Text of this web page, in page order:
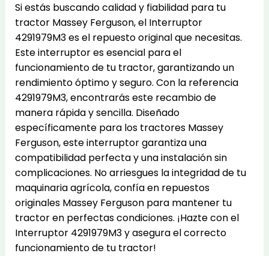
Si estás buscando calidad y fiabilidad para tu
tractor Massey Ferguson, el Interruptor
4291979M3 es el repuesto original que necesitas.
Este interruptor es esencial para el
funcionamiento de tu tractor, garantizando un
rendimiento óptimo y seguro. Con la referencia
4291979M3, encontrarás este recambio de
manera rápida y sencilla. Diseñado
específicamente para los tractores Massey
Ferguson, este interruptor garantiza una
compatibilidad perfecta y una instalación sin
complicaciones. No arriesgues la integridad de tu
maquinaria agrícola, confía en repuestos
originales Massey Ferguson para mantener tu
tractor en perfectas condiciones. ¡Hazte con el
Interruptor 4291979M3 y asegura el correcto
funcionamiento de tu tractor!